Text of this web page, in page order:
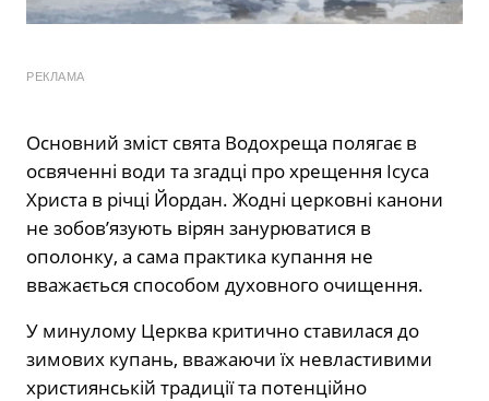
РЕКЛАМА
Основний зміст свята Водохреща полягає в
освяченні води та згадці про хрещення Ісуса
Христа в річці Йордан. Жодні церковні канони
не зобов’язують вірян занурюватися в
ополонку, а сама практика купання не
вважається способом духовного очищення.
У минулому Церква критично ставилася до
зимових купань, вважаючи їх невластивими
християнській традиції та потенційно